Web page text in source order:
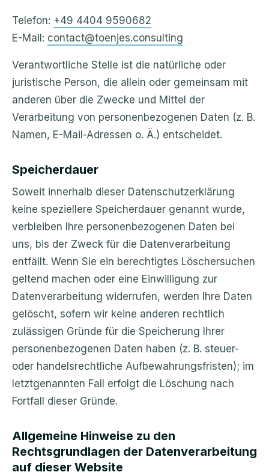
Telefon: +49 4404 9590682
E-Mail: contact@toenjes.consulting
Verantwortliche Stelle ist die natürliche oder
juristische Person, die allein oder gemeinsam mit
anderen über die Zwecke und Mittel der
Verarbeitung von personenbezogenen Daten (z. B.
Namen, E-Mail-Adressen o. Ä.) entscheidet.
Speicherdauer
Soweit innerhalb dieser Datenschutzerklärung
keine speziellere Speicherdauer genannt wurde,
verbleiben Ihre personenbezogenen Daten bei
uns, bis der Zweck für die Datenverarbeitung
entfällt. Wenn Sie ein berechtigtes Löschersuchen
geltend machen oder eine Einwilligung zur
Datenverarbeitung widerrufen, werden Ihre Daten
gelöscht, sofern wir keine anderen rechtlich
zulässigen Gründe für die Speicherung Ihrer
personenbezogenen Daten haben (z. B. steuer-
oder handelsrechtliche Aufbewahrungsfristen); im
letztgenannten Fall erfolgt die Löschung nach
Fortfall dieser Gründe.
Allgemeine Hinweise zu den
Rechtsgrundlagen der Datenverarbeitung
auf dieser Website